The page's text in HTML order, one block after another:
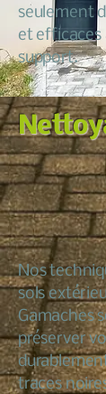
seulement
et efficaces
support.
Nos
sols
Gamaches
préserver
traces